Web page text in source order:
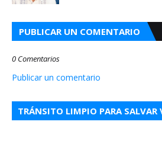
PUBLICAR UN COMENTARIO
0 Comentarios
Publicar un comentario
TRÁNSITO LIMPIO PARA SALVAR